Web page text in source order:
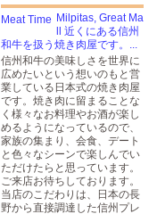
Milpitas, Great Ma
ll 近くにある信州
和牛を扱う焼き肉屋です。...
信州和牛の美味しさを世界に
広めたいという想いのもと営
業している日本式の焼き肉屋
です。焼き肉に留まることな
く様々なお料理やお酒が楽し
めるようになっているので、
家族の集まり、会食、デート
と色々なシーンで楽しんでい
ただけたらと思っています。
ご来店お待ちしております。
当店のこだわりは、日本の長
野から直接調達した信州プレ